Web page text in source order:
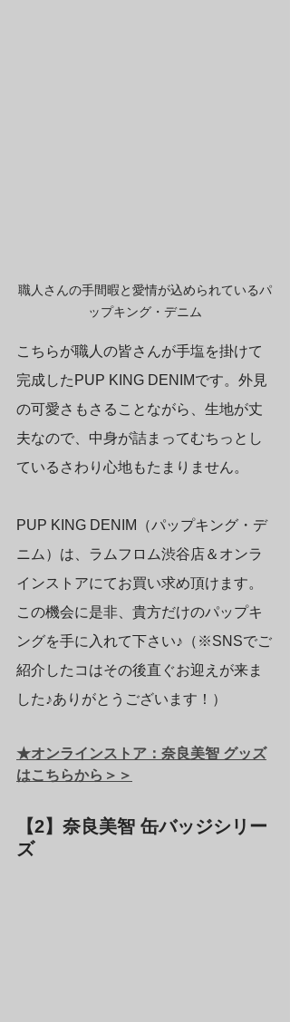
職人さんの手間暇と愛情が込められているパ
ップキング・デニム
こちらが職人の皆さんが手塩を掛けて
完成したPUP KING DENIMです。外見
の可愛さもさることながら、生地が丈
夫なので、中身が詰まってむちっとし
ているさわり心地もたまりません。
PUP KING DENIM（パップキング・デ
ニム）は、ラムフロム渋谷店＆オンラ
インストアにてお買い求め頂けます。
この機会に是非、貴方だけのパップキ
ングを手に入れて下さい♪（※SNSでご
紹介したコはその後直ぐお迎えが来ま
した♪ありがとうございます！）
★オンラインストア：奈良美智 グッズ
はこちらから＞＞
【2】奈良美智 缶バッジシリー
ズ